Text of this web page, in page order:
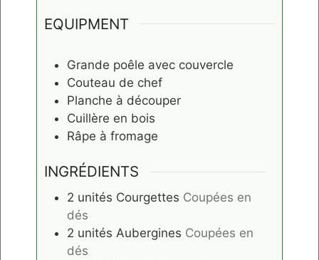
EQUIPMENT
Grande poêle avec couvercle
Couteau de chef
Planche à découper
Cuillère en bois
Râpe à fromage
INGRÉDIENTS
2 unités Courgettes Coupées en
dés
2 unités Aubergines Coupées en
dés